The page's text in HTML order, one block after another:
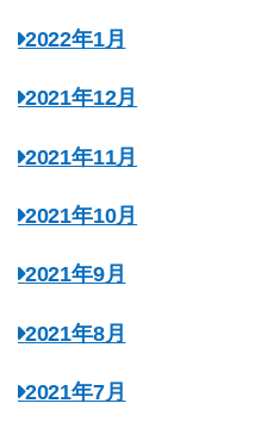
2022年1月
2021年12月
2021年11月
2021年10月
2021年9月
2021年8月
2021年7月